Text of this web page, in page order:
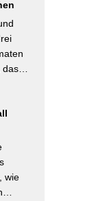
zu
das
wie